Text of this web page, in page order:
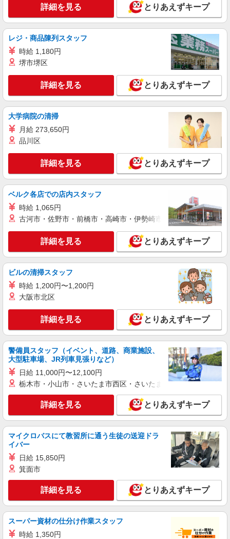
キープ 詳細を見る
生活協同組合コープみらい コープ杉並井草店
時給1295円〜時給1445円※時間・曜日によ
る ※加給含む 時給1295円〜 ※9時迄 時給＋
100円 ※16時（17時）以降 時給＋150円 ※日・
祝日 時給＋150円
東京都杉並区井草2丁目23-8
キープ 詳細を見る
パート
生活協同組合コープみらい コープ杉並井草店
水産品の加工・品出し等
時給1370円〜時給1520円※時間・曜日によ
る ※加給含む 時給1370円〜 ※9時迄 時給＋
100円 ※16時（17時）以降 時給＋150円 ※日・
祝日 時給＋150円
東京都杉並区井草2丁目23-8
キープ 詳細を見る
生活協同組合コープみらい コープ杉並井草店
惣菜品の調理・品出し等
時給1295円〜時給1345円※時間・曜日によ
る ※加給含む 時給1295円〜 ※16時（17時）以
降 時給＋50円 ※日・祝日 時給＋100円
キープ 詳細を見る
パート
生活協同組合コープみらい ミニコープ荻窪店
野菜・果物の品出し
時給1385円〜時給1535円※時間・曜日によ
る ※加給含む 時給1385円〜 ※9時迄 時給＋
100円 ※16時（17時）以降 時給＋150円 ※日・
祝日 時給＋150円
東京都杉並区荻窪5-20-5
キープ 詳細を見る
パート
生活協同組合コープみらい コープ上井草店
時給1295円〜時給1445円※時間・曜日によ
る ※加給含む 時給1295円〜 ※9時迄 時給＋
100円 ※16時（17時）以降 時給＋150円 ※日・
東京都杉並区上井草2-6-6
キープ 詳細を見る
詳細を見る とりあえずキープ
レジ・商品陳列スタッフ
時給 1,180円
堺市堺区
詳細を見る とりあえずキープ
大学病院の清掃
月給 273,650円
品川区
詳細を見る とりあえずキープ
ベルク各店での店内スタッフ
時給 1,065円
古河市・佐野市・前橋市・高崎市・伊勢崎市・太田市・館林市
詳細を見る とりあえずキープ
ビルの清掃スタッフ
時給 1,200円〜1,200円
大阪市北区
詳細を見る とりあえずキープ
警備員スタッフ（イベント、道路、商業施設、
大型駐車場、JR列車見張りなど）
日給 11,000円〜12,100円
栃木市・小山市・さいたま市西区・さいたま市岩槻区・久喜市・
詳細を見る とりあえずキープ
マイクロバスにて教習所に通う生徒の送迎ドラ
イバー
日給 15,850円
箕面市
詳細を見る とりあえずキープ
スーパー資材の仕分け作業スタッフ
時給 1,350円